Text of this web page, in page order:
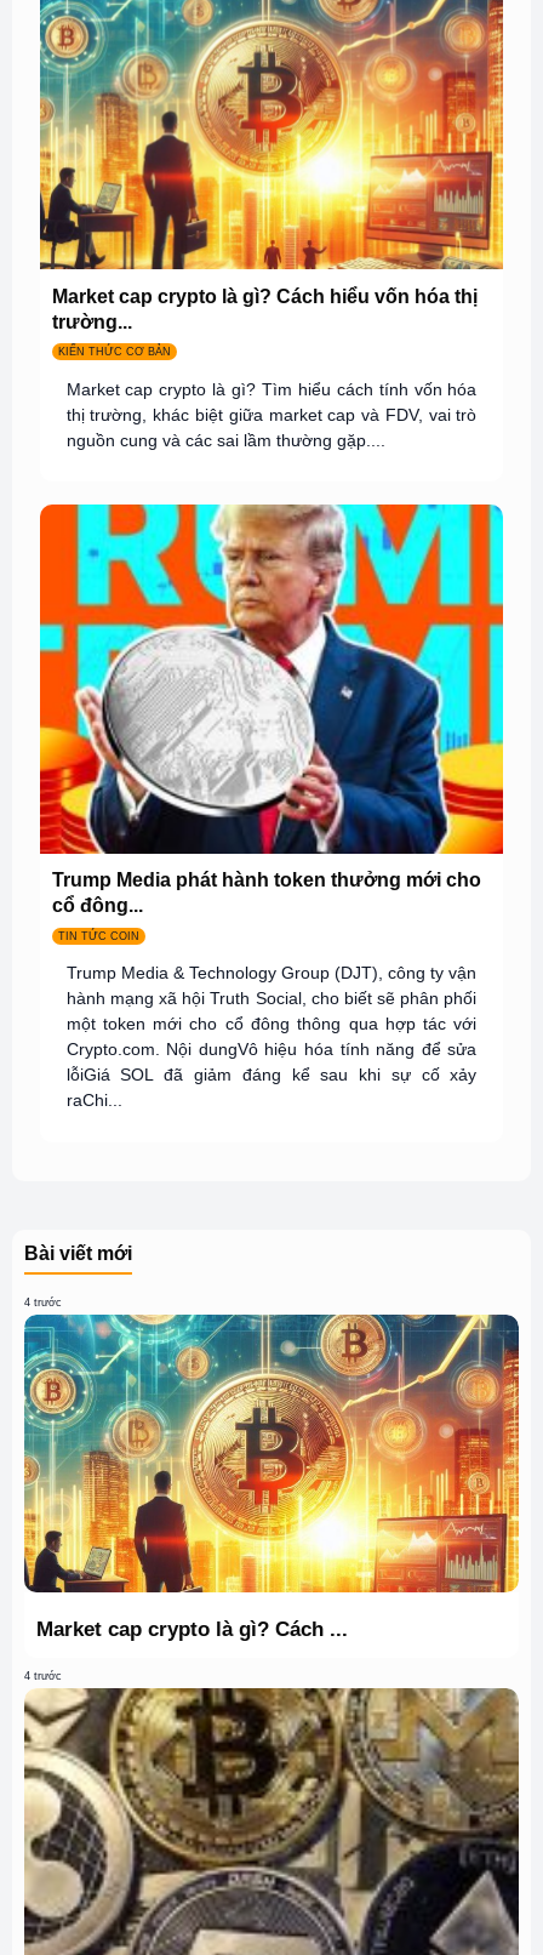
Market cap crypto là gì? Cách hiểu vốn hóa thị
trường...
KIẾN THỨC CƠ BẢN
Market cap crypto là gì? Tìm hiểu cách tính vốn hóa
thị trường, khác biệt giữa market cap và FDV, vai trò
nguồn cung và các sai lầm thường gặp....
Trump Media phát hành token thưởng mới cho
cổ đông...
TIN TỨC COIN
Trump Media & Technology Group (DJT), công ty vận
hành mạng xã hội Truth Social, cho biết sẽ phân phối
một token mới cho cổ đông thông qua hợp tác với
Crypto.com. Nội dungVô hiệu hóa tính năng để sửa
lỗiGiá SOL đã giảm đáng kể sau khi sự cố xảy
raChi...
Bài viết mới
4 trước
Market cap crypto là gì? Cách ...
4 trước